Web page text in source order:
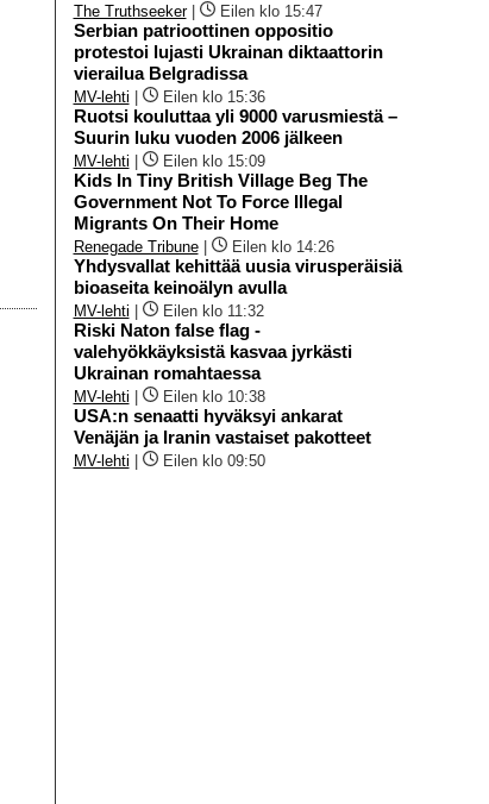
The Truthseeker| Eilen klo 15:47
Serbian patrioottinen oppositio
protestoi lujasti Ukrainan diktaattorin
vierailua Belgradissa
MV-lehti Eilen klo 15:36
Ruotsi kouluttaa yli 9000 varusmiestä –
Suurin luku vuoden 2006 jälkeen
MV-lehti Eilen klo 15:09
Kids In Tiny British Village Beg The
Government Not To Force Illegal
Migrants On Their Home
Renegade Tribune| Eilen klo 14:26
Yhdysvallat kehittää uusia virusperäisiä
bioaseita keinoälyn avulla
MV-lehti Eilen klo 11:32
Riski Naton false flag -
valehyökkäyksistä kasvaa jyrkästi
Ukrainan romahtaessa
MV-lehti Eilen klo 10:38
USA:n senaatti hyväksyi ankarat
Venäjän ja Iranin vastaiset pakotteet
MV-lehti Eilen klo 09:50